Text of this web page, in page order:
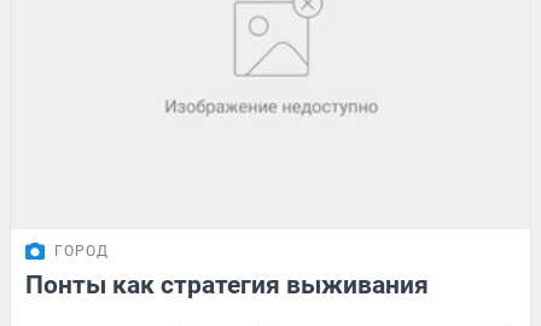
ГОРОД
Понты как стратегия выживания